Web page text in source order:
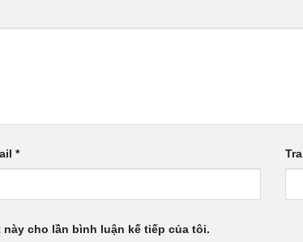
*
cho lần bình luận kế tiếp của tôi.